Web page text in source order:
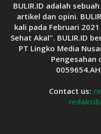
BULIR.ID adalah
artikel dan opini.
kali pada Februari
Sehat Akal". BULIR.ID
PT Lingko Media
Pengesahan
Contact us: